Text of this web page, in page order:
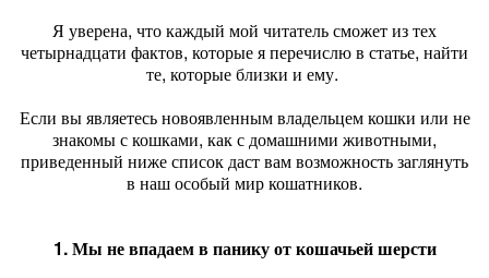
Я уверена, что каждый мой читатель сможет из тех
четырнадцати фактов, которые я перечислю в статье, найти
те, которые близки и ему.
Если вы являетесь новоявленным владельцем кошки или не
знакомы с кошками, как с домашними животными,
приведенный ниже список даст вам возможность заглянуть
в наш особый мир кошатников.
1. Мы не впадаем в панику от кошачьей шерсти